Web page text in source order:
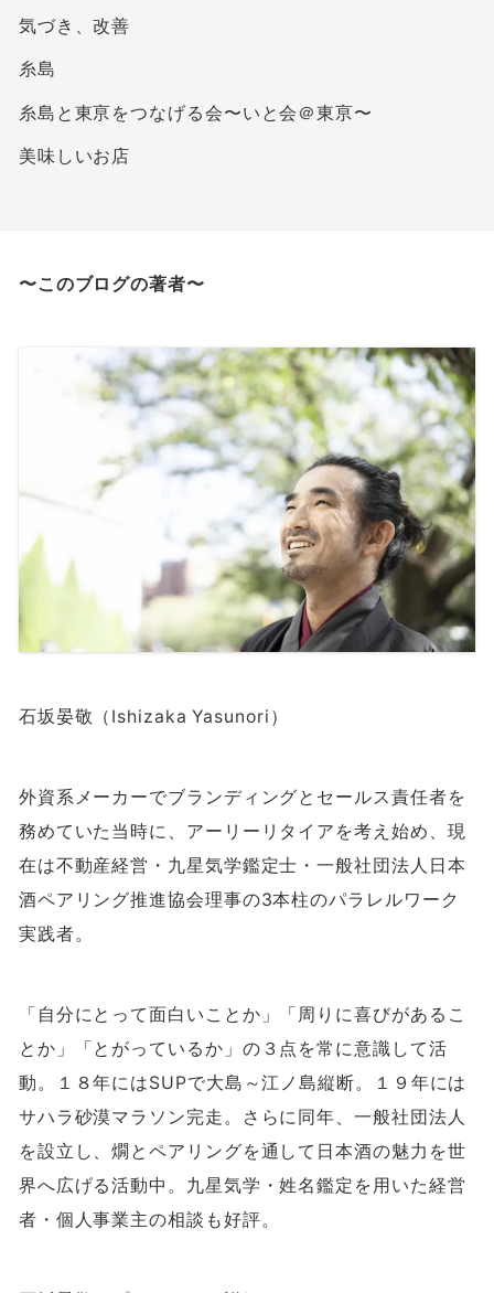
気づき、改善
糸島
糸島と東亰をつなげる会〜いと会＠東亰〜
美味しいお店
〜このブログの著者〜
石坂晏敬（Ishizaka Yasunori）
外資系メーカーでブランディングとセールス責任者を
務めていた当時に、アーリーリタイアを考え始め、現
在は不動産経営・九星気学鑑定士・一般社団法人日本
酒ペアリング推進協会理事の3本柱のパラレルワーク
実践者。
「自分にとって面白いことか」「周りに喜びがあるこ
とか」「とがっているか」の３点を常に意識して活
動。１８年にはSUPで大島～江ノ島縦断。１９年には
サハラ砂漠マラソン完走。さらに同年、一般社団法人
を設立し、燗とペアリングを通して日本酒の魅力を世
界へ広げる活動中。九星気学・姓名鑑定を用いた経営
者・個人事業主の相談も好評。